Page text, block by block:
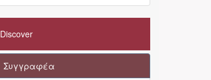
Discover
Συγγραφέα